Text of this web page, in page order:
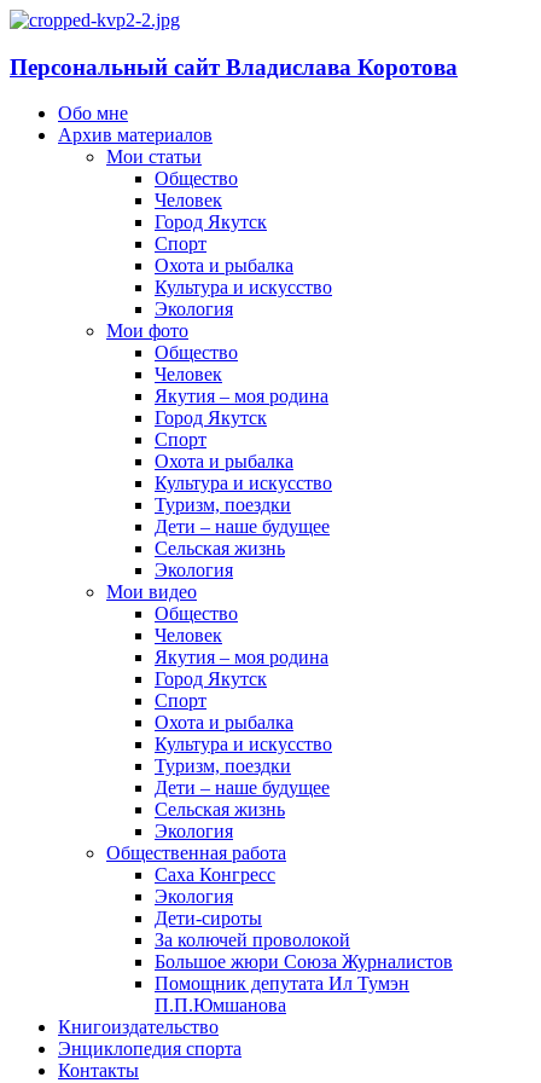
Персональный сайт Владислава Коротова
Обо мне
Архив материалов
Мои статьи
Общество
Человек
Город Якутск
Спорт
Охота и рыбалка
Культура и искусство
Экология
Мои фото
Общество
Человек
Якутия – моя родина
Город Якутск
Спорт
Охота и рыбалка
Культура и искусство
Туризм, поездки
Дети – наше будущее
Сельская жизнь
Экология
Мои видео
Общество
Человек
Якутия – моя родина
Город Якутск
Спорт
Охота и рыбалка
Культура и искусство
Туризм, поездки
Дети – наше будущее
Сельская жизнь
Экология
Общественная работа
Саха Конгресс
Экология
Дети-сироты
За колючей проволокой
Большое жюри Союза Журналистов
Помощник депутата Ил Тумэн
П.П.Юмшанова
Книгоиздательство
Энциклопедия спорта
Контакты